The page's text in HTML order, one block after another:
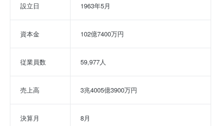
設立日 1963年5月
資本金 102億7400万円
従業員数 59,977人
売上高 3兆4005億3900万円
決算月 8月